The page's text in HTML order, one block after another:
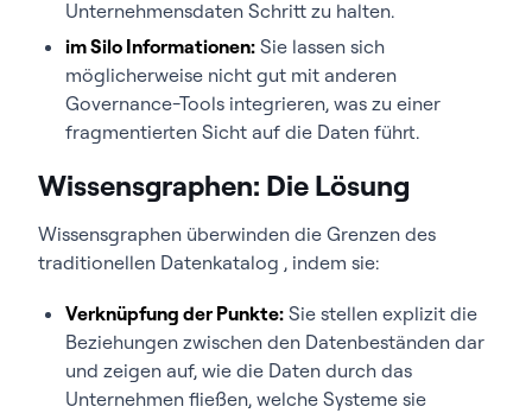
Unternehmensdaten Schritt zu halten.
im Silo Informationen: Sie lassen sich
möglicherweise nicht gut mit anderen
Governance-Tools integrieren, was zu einer
fragmentierten Sicht auf die Daten führt.
Wissensgraphen: Die Lösung
Wissensgraphen überwinden die Grenzen des
traditionellen Datenkatalog , indem sie:
Verknüpfung der Punkte: Sie stellen explizit die
Beziehungen zwischen den Datenbeständen dar
und zeigen auf, wie die Daten durch das
Unternehmen fließen, welche Systeme sie